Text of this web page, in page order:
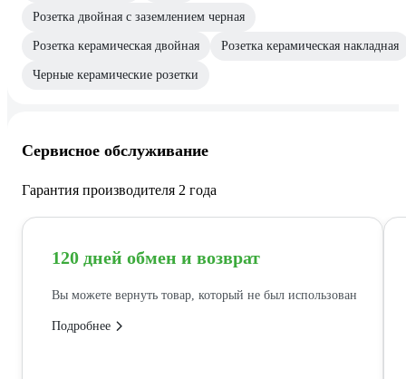
Розетка двойная с заземлением черная
Розетка керамическая двойная Розетка керамическая накладная
Черные керамические розетки
Сервисное обслуживание
Гарантия производителя 2 года
120 дней обмен и возврат
Вы можете вернуть товар, который не был использован
Подробнее